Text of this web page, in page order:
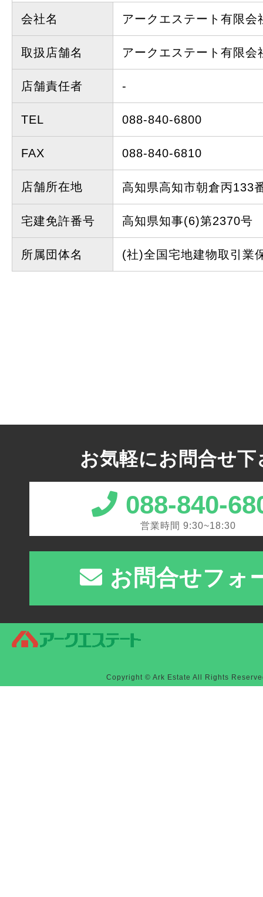
会社名 アークエステート有限会
取扱店舗名 アークエステート有限会
店舗責任者 -
TEL 088-840-6800
FAX 088-840-6810
店舗所在地 高知県高知市朝倉丙
宅建免許番号 高知県知事(6)第2370号
所属団体名 (社)全国宅地建物取引業
お気軽にお問合せ下
088-840-
営業時間 9:30~18:30
お問合せフォ
Copyright © Ark Estate All Rights